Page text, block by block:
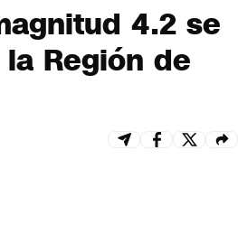
4.2 se
Región de